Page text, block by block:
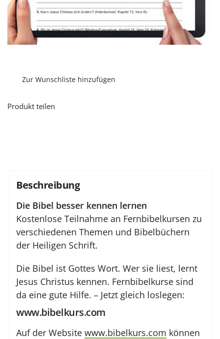
Zur Wunschliste hinzufügen
Produkt teilen
Beschreibung
Die Bibel besser kennen lernen
Kostenlose Teilnahme an Fernbibelkursen zu
verschiedenen Themen und Bibelbüchern
der Heiligen Schrift.
Die Bibel ist Gottes Wort. Wer sie liest, lernt
Jesus Christus kennen. Fernbibelkurse sind
da eine gute Hilfe. – Jetzt gleich loslegen:
www.bibelkurs.com
Auf der Website www.bibelkurs.com können